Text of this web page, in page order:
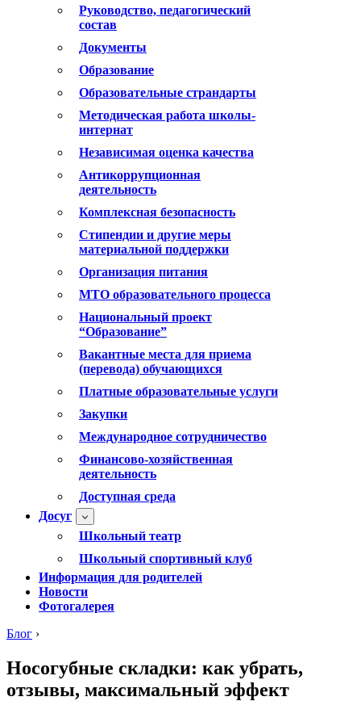
Руководство, педагогический
состав
Документы
Образование
Образовательные страндарты
Методическая работа школы-
интернат
Независимая оценка качества
Антикоррупционная
деятельность
Комплексная безопасность
Стипендии и другие меры
материальной поддержки
Организация питания
МТО образовательного процесса
Национальный проект
“Образование”
Вакантные места для приема
(перевода) обучающихся
Платные образовательные услуги
Закупки
Международное сотрудничество
Финансово-хозяйственная
деятельность
Доступная среда
Досуг
Школьный театр
Школьный спортивный клуб
Информация для родителей
Новости
Фотогалерея
Блог ›
Носогубные складки: как убрать,
отзывы, максимальный эффект